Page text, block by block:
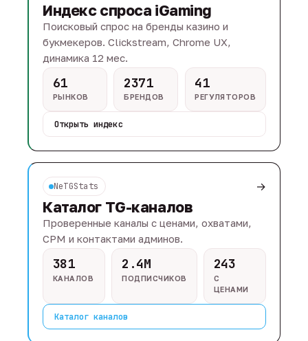
Индекс спроса iGaming
Поисковый спрос на бренды казино и
букмекеров. Clickstream, Chrome UX,
динамика 12 мес.
61
РЫНКОВ
2371
БРЕНДОВ
41
РЕГУЛЯТОРОВ
Открыть индекс
NeTGStats →
Каталог TG-каналов
Проверенные каналы с ценами, охватами,
CPM и контактами админов.
381
КАНАЛОВ
2.4M
ПОДПИСЧИКОВ
243
С
ЦЕНАМИ
Каталог каналов